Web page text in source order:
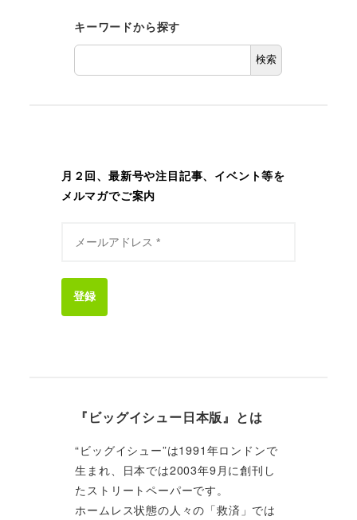
キーワードから探す
検索
月２回、最新号や注目記事、イベント等を
メルマガでご案内
登録
『ビッグイシュー日本版』とは
“ビッグイシュー”は1991年ロンドンで
生まれ、日本では2003年9月に創刊し
たストリートペーパーです。
ホームレス状態の人々の「救済」では